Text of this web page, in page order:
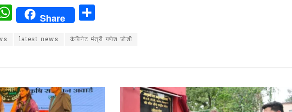
W
h
at
p
Share
ar
latest news कैबिनेट मंत्री गणेश जोशी